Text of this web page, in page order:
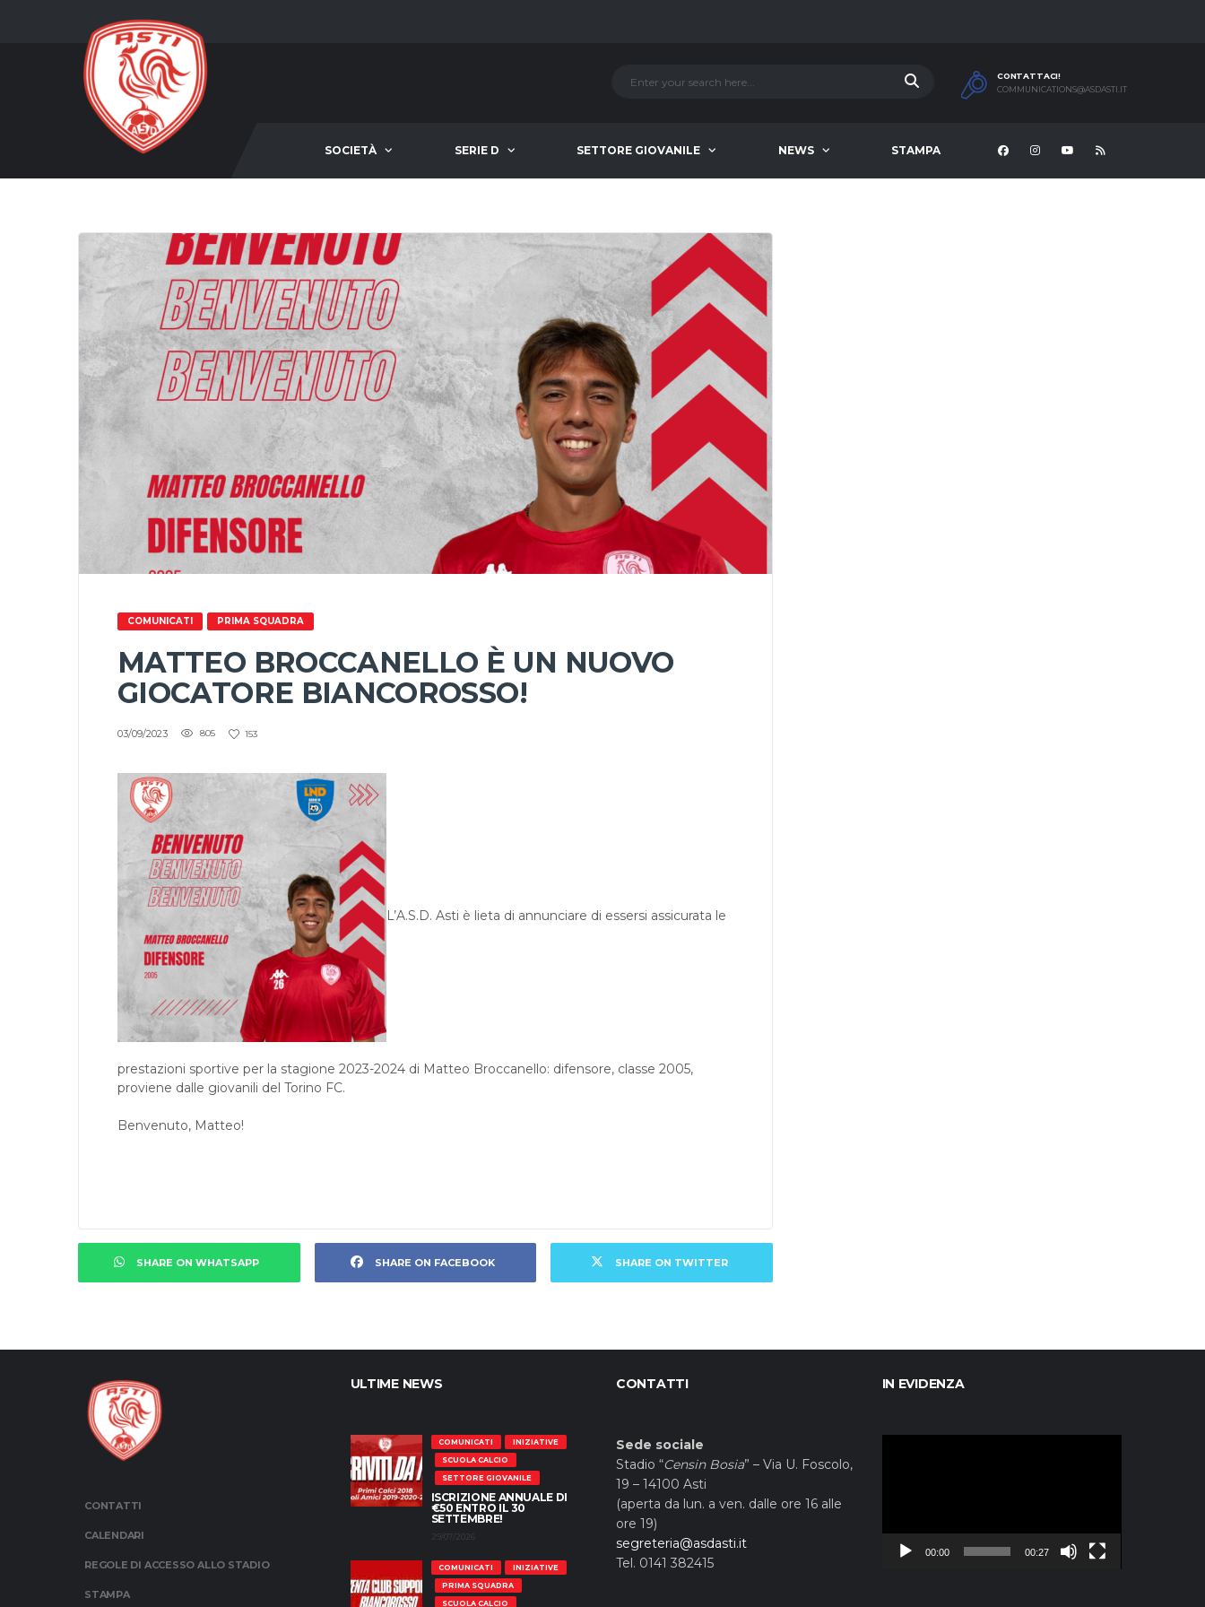
CONTATTACI!
COMMUNICATIONS@ASDASTI.IT
SOCIETÀ SERIE D SETTORE GIOVANILE NEWS STAMPA
COMUNICATI PRIMA SQUADRA
MATTEO BROCCANELLO È UN NUOVO
GIOCATORE BIANCOROSSO!
03/09/2023 805 153
L’A.S.D. Asti è lieta di annunciare di essersi assicurata le
prestazioni sportive per la stagione 2023-2024 di Matteo Broccanello: difensore, classe 2005,
proviene dalle giovanili del Torino FC.
Benvenuto, Matteo!
SHARE ON WHATSAPP SHARE ON FACEBOOK SHARE ON TWITTER
CONTATTI
CALENDARI
REGOLE DI ACCESSO ALLO STADIO
STAMPA
ULTIME NEWS
COMUNICATI
INIZIATIVE
SCUOLA CALCIO
SETTORE GIOVANILE
ISCRIZIONE ANNUALE DI
€50 ENTRO IL 30
SETTEMBRE!
29/07/2026
COMUNICATI
INIZIATIVE
PRIMA SQUADRA
SCUOLA CALCIO
CONTATTI
Sede sociale
Stadio “Censin Bosia” – Via U. Foscolo,
19 – 14100 Asti
(aperta da lun. a ven. dalle ore 16 alle
ore 19)
segreteria@asdasti.it
Tel. 0141 382415
IN EVIDENZA
00:00 00:27